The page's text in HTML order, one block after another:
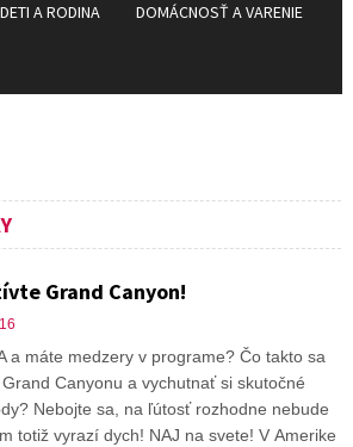
DETI A RODINA DOMÁCNOSŤ A VARENIE
Grand Canyon!
a máte medzery v programe? Čo takto sa
Canyonu a vychutnať si skutočné
Nebojte sa, na ľútosť rozhodne nebude
totiž vyrazí dych! NAJ na svete! V Amerike